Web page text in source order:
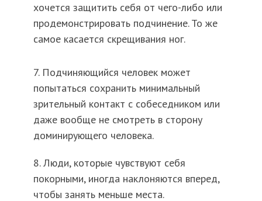
хочется защитить себя от чего-либо или
продемонстрировать подчинение. То же
самое касается скрещивания ног.
7. Подчиняющийся человек может
попытаться сохранить минимальный
зрительный контакт с собеседником или
даже вообще не смотреть в сторону
доминирующего человека.
8. Люди, которые чувствуют себя
покорными, иногда наклоняются вперед,
чтобы занять меньше места.